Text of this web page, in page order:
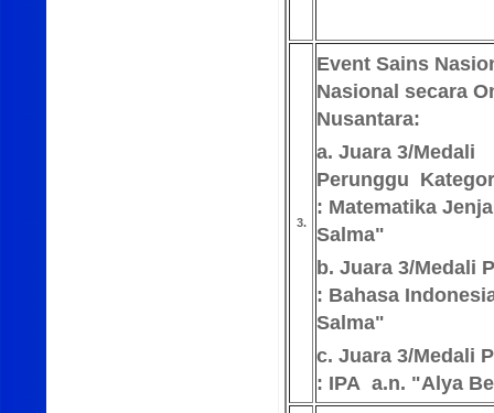
3.
Event Sains
Nasional secara
Nusantara:
a. Juara 3/Medali
Perunggu
: Matematika
Salma"
b. Juara 3/Medali
: Bahasa
Salma"
c. Juara 3/Medali
: IPA a.n. "Alya